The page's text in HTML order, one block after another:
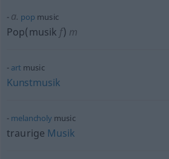
a. pop music
Pop(musik f) m
art music
Kunstmusik
melancholymusic
traurige Musik